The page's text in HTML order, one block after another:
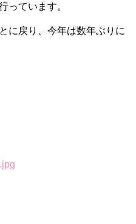
っています。
に戻り、今年は数年ぶりに